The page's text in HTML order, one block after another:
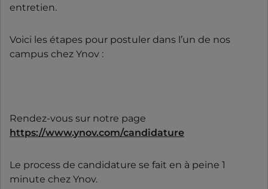
entretien.
Voici les étapes pour postuler dans l’un de nos
campus chez Ynov :
Rendez-vous sur notre page
https://www.ynov.com/candidature
Le process de candidature se fait en à peine 1
minute chez Ynov.